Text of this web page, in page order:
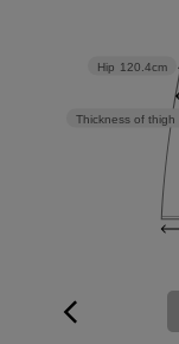
Thickness of thigh
Hip 120.4cm